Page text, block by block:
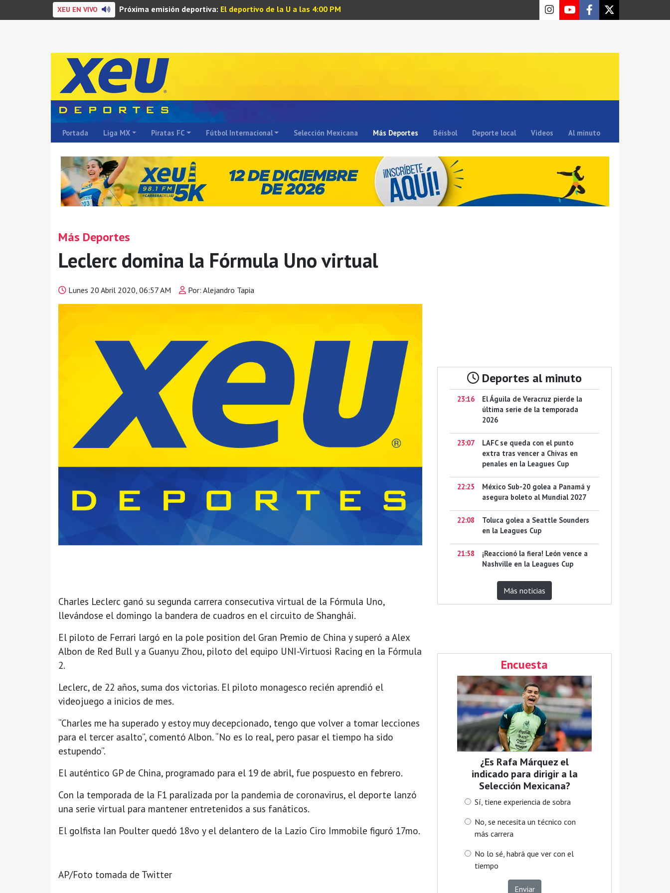
XEU EN VIVO Próxima emisión deportiva: El deportivo de la U a las 4:00 PM
Portada Liga MX Piratas FC Fútbol Internacional Selección Mexicana Más Deportes Béisbol Deporte local Videos Al minuto
Más Deportes
Leclerc domina la Fórmula Uno virtual
Lunes 20 Abril 2020, 06:57 AM Por: Alejandro Tapia
Charles Leclerc ganó su segunda carrera consecutiva virtual de la Fórmula Uno,
llevándose el domingo la bandera de cuadros en el circuito de Shanghái.
El piloto de Ferrari largó en la pole position del Gran Premio de China y superó a Alex
Albon de Red Bull y a Guanyu Zhou, piloto del equipo UNI-Virtuosi Racing en la Fórmula
2.
Leclerc, de 22 años, suma dos victorias. El piloto monagesco recién aprendió el
videojuego a inicios de mes.
“Charles me ha superado y estoy muy decepcionado, tengo que volver a tomar lecciones
para el tercer asalto”, comentó Albon. “No es lo real, pero pasar el tiempo ha sido
estupendo”.
El auténtico GP de China, programado para el 19 de abril, fue pospuesto en febrero.
Con la temporada de la F1 paralizada por la pandemia de coronavirus, el deporte lanzó
una serie virtual para mantener entretenidos a sus fanáticos.
El golfista Ian Poulter quedó 18vo y el delantero de la Lazio Ciro Immobile figuró 17mo.
AP/Foto tomada de Twitter
Deportes al minuto
23:16
El Águila de Veracruz pierde la
última serie de la temporada
2026
23:07
LAFC se queda con el punto
extra tras vencer a Chivas en
penales en la Leagues Cup
22:25
México Sub-20 golea a Panamá y
asegura boleto al Mundial 2027
22:08
Toluca golea a Seattle Sounders
en la Leagues Cup
21:58
¡Reaccionó la fiera! León vence a
Nashville en la Leagues Cup
Más noticias
Encuesta
¿Es Rafa Márquez el
indicado para dirigir a la
Selección Mexicana?
Sí, tiene experiencia de sobra
No, se necesita un técnico con
más carrera
No lo sé, habrá que ver con el
tiempo
Enviar